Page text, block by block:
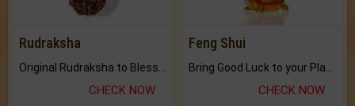
Rudraksha
CHECK NOW
Feng Shui
CHECK NOW